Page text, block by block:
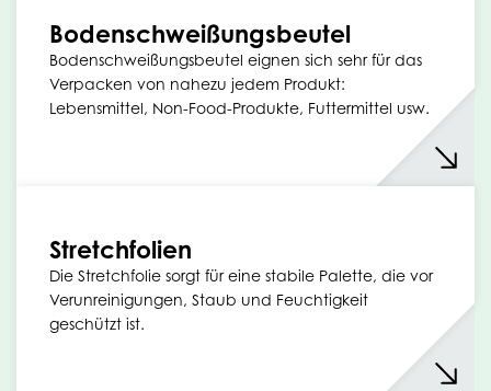
Bodenschweißungsbeutel
Bodenschweißungsbeutel eignen sich sehr für das
Verpacken von nahezu jedem Produkt:
Lebensmittel, Non-Food-Produkte, Futtermittel usw.
Stretchfolien
Die Stretchfolie sorgt für eine stabile Palette, die vor
Verunreinigungen, Staub und Feuchtigkeit
geschützt ist.